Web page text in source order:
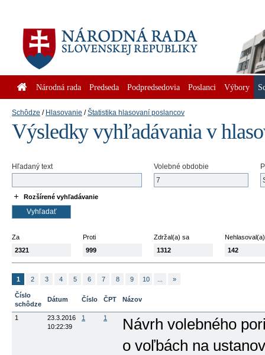
Národná rada Predseda Podpredsedovia Poslanci Výbory
Schôdze Hlasovanie Štatistika hlasovaní poslancov
Výsledky vyhľadávania v
Hľadaný text Volebné obdobie
Rozšírené vyhľadávanie
Za
2321
Proti
999
Zdržal(a) sa
1312
Nehlasoval(a)
142
1 2 3 4 5 6 7 8 9 10 »
Číslo
schôdze
Dátum Číslo ČPT Názov
1
23.3.2016
10:22:39
1 1
Návrh volebného
o voľbách na